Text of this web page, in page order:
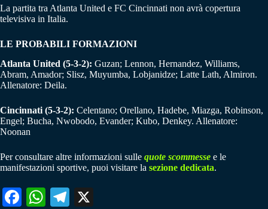
La partita tra Atlanta United e FC Cincinnati non avrà copertura
televisiva in Italia.
LE PROBABILI FORMAZIONI
Atlanta United (5-3-2): Guzan; Lennon, Hernandez, Williams,
Abram, Amador; Slisz, Muyumba, Lobjanidze; Latte Lath, Almiron.
Allenatore: Deila.
Cincinnati (5-3-2): Celentano; Orellano, Hadebe, Miazga, Robinson,
Engel; Bucha, Nwobodo, Evander; Kubo, Denkey. Allenatore:
Noonan
Per consultare altre informazioni sulle quote scommesse e le
manifestazioni sportive, puoi visitare la sezione dedicata.
Fa W
Te